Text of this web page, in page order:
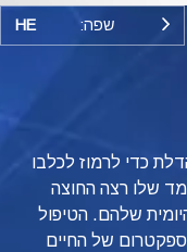
שפה: HE
כדי לרמוז לכלבו
שלו רצה החוצה
שלהם. הטיפול
של החיים